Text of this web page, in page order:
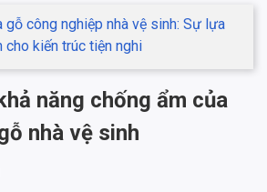
gỗ công nghiệp nhà vệ sinh: Sự lựa
cho kiến ​​trúc tiện nghi
năng chống ẩm của
nhà vệ sinh